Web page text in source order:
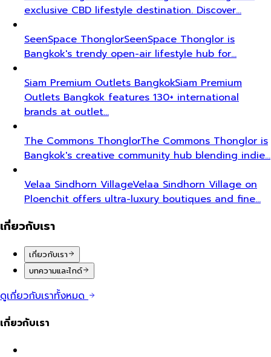
exclusive CBD lifestyle destination. Discover…
SeenSpace ThonglorSeenSpace Thonglor is
Bangkok's trendy open-air lifestyle hub for…
Siam Premium Outlets BangkokSiam Premium
Outlets Bangkok features 130+ international
brands at outlet…
The Commons ThonglorThe Commons Thonglor is
Bangkok's creative community hub blending indie…
Velaa Sindhorn VillageVelaa Sindhorn Village on
Ploenchit offers ultra-luxury boutiques and fine…
เกี่ยวกับเรา
เกี่ยวกับเรา
บทความและไกด์
ดูเกี่ยวกับเราทั้งหมด
เกี่ยวกับเรา